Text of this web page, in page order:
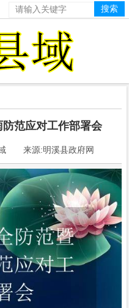
范应对工作部署会
来源:明溪县政府网